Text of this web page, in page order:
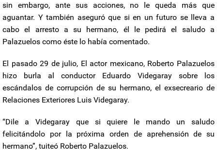
sin embargo, ante sus acciones, no le queda más que
aguantar. Y también aseguró que si en un futuro se lleva a
cabo el arresto a su hermano, él le pedirá el saludo a
Palazuelos como éste lo había comentado.
El pasado 29 de julio, El actor mexicano, Roberto Palazuelos
hizo burla al conductor Eduardo Videgaray sobre los
escándalos de corrupción de su hermano, el exsecreario de
Relaciones Exteriores Luis Videgaray.
“Dile a Videgaray que si quiere le mando un saludo
felicitándolo por la próxima orden de aprehensión de su
hermano”, tuiteó Roberto Palazuelos.